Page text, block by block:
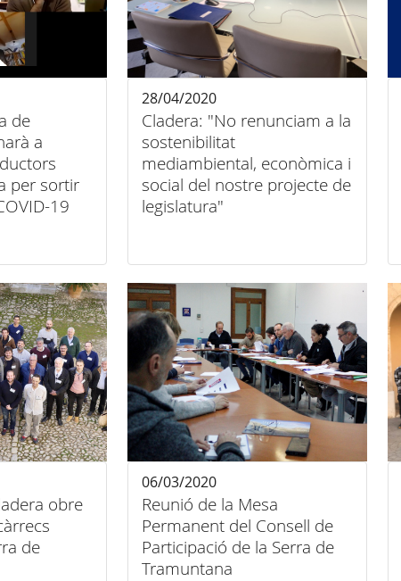
de
a
per sortir
19
Cladera: "No renunciam a la
sostenibilitat
mediambiental, econòmica i
social del nostre projecte de
legislatura"
28/04/2020
obre
de
Reunió de la Mesa
Permanent del Consell de
Participació de la Serra de
Tramuntana
06/03/2020